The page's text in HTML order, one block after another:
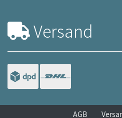
Versand
AGB